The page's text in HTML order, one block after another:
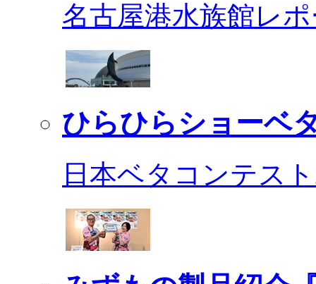
名古屋港水族館レ
ひらひらショーベ
日本ベタコンテス